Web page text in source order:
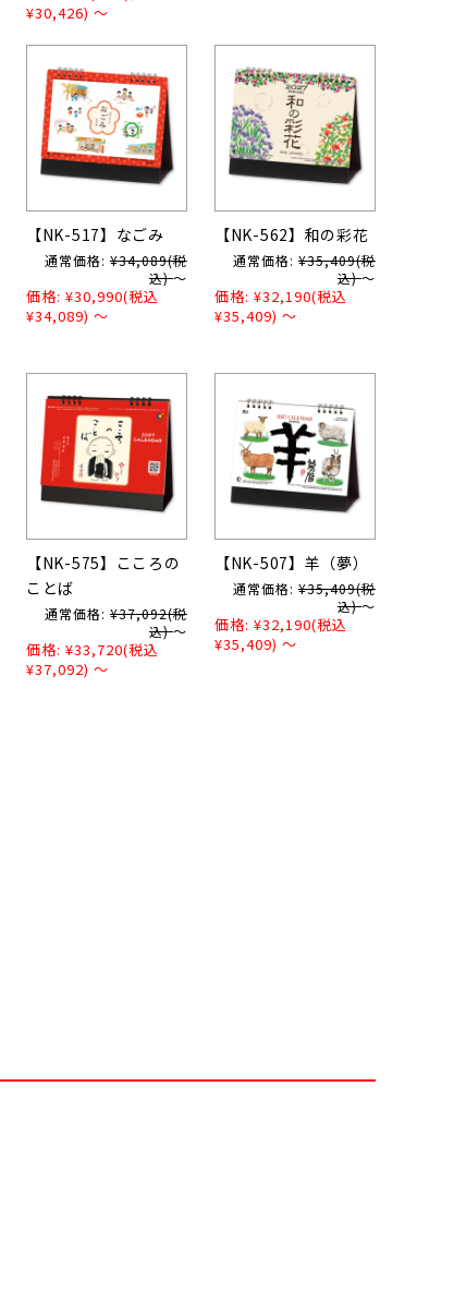
¥30,426) ～
【NK-517】なごみ
通常価格: ¥34,089(税
込) ～
価格: ¥30,990(税込
¥34,089) ～
【NK-562】和の彩花
通常価格: ¥35,409(税
込) ～
価格: ¥32,190(税込
¥35,409) ～
【NK-575】こころの
ことば
通常価格: ¥37,092(税
込) ～
価格: ¥33,720(税込
¥37,092) ～
【NK-507】羊（夢）
通常価格: ¥35,409(税
込) ～
価格: ¥32,190(税込
¥35,409) ～